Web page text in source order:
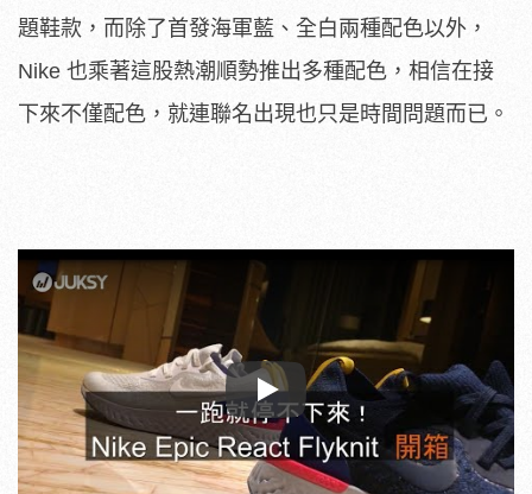
題鞋款，而除了首發海軍藍、全白兩種配色以外，
Nike 也乘著這股熱潮順勢推出多種配色，相信在接
下來不僅配色，就連聯名出現也只是時間問題而已。
Play